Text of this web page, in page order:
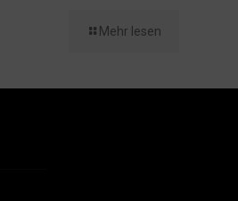
Mehr lesen